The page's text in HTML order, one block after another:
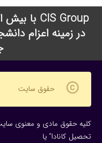
در زمینه اعزام
copyright حقوق سایت
کلیه حقوق مادی و معنوی
تحصیل کانادا” یا